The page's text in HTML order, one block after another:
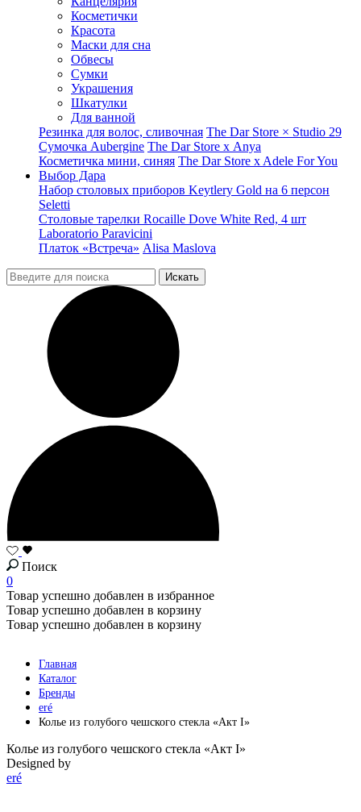
Косметички
Красота
Маски для сна
Обвесы
Сумки
Украшения
Шкатулки
Для ванной
Резинка для волос, сливочная The Dar Store × Studio 29
Сумочка Aubergine The Dar Store x Anya
Косметичка мини, синяя The Dar Store x Adele For You
Выбор Дара
Набор столовых приборов Keytlery Gold на 6 персон
Seletti
Столовые тарелки Rocaille Dove White Red, 4 шт
Laboratorio Paravicini
Платок «Встреча» Alisa Maslova
Поиск
0
Товар успешно добавлен в избранное
Товар успешно добавлен в корзину
Товар успешно добавлен в корзину
Главная
Каталог
Бренды
eré
Колье из голубого чешского стекла «Акт I»
Колье из голубого чешского стекла «Акт I»
Designed by
eré